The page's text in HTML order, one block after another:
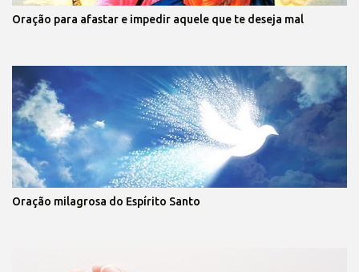
Oração para afastar e impedir aquele que te deseja mal
Oração milagrosa do Espírito Santo